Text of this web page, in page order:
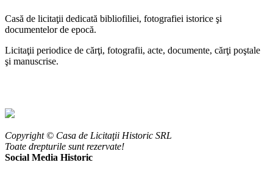
Casă de licitaţii dedicată bibliofiliei, fotografiei istorice şi
documentelor de epocă.
Licitaţii periodice de cărţi, fotografii, acte, documente, cărţi poştale
şi manuscrise.
Copyright © Casa de Licitaţii Historic SRL
Toate drepturile sunt rezervate!
Social Media Historic